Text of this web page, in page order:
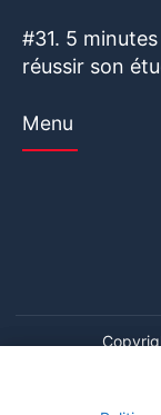
#31. 5
réussir son
Menu